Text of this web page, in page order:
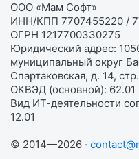
ООО «Мам Софт»
ИНН/КПП 7707455220 /
ОГРН 1217700330275
Юридический адрес:
муниципальный округ
Спартаковская, д. 14,
ОКВЭД (основной): 62.01
Вид ИТ-деятельности
12.01
© 2014—2026 ·